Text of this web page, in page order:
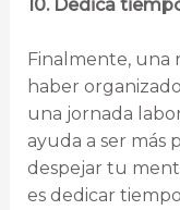
10. Dedica
Finalmente, una
haber
una jornada
ayuda a ser
despejar tu
es dedicar